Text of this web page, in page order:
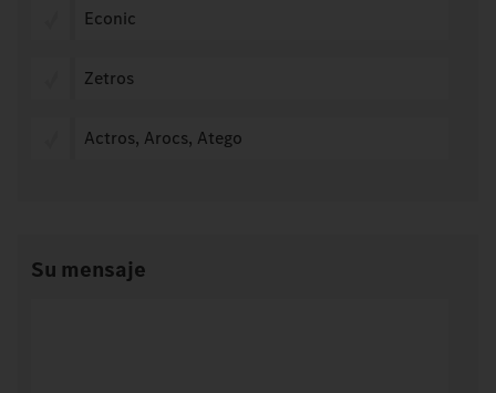
Econic
Zetros
Actros, Arocs, Atego
Su mensaje